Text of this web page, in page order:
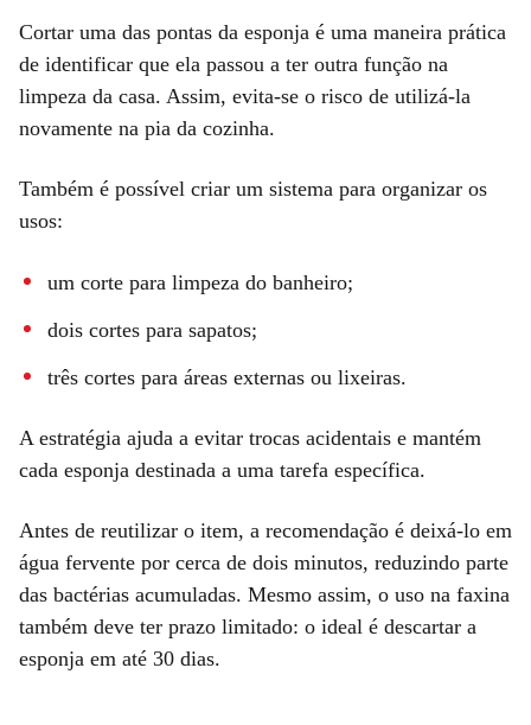
Cortar uma das pontas da esponja é uma maneira prática
de identificar que ela passou a ter outra função na
limpeza da casa. Assim, evita-se o risco de utilizá-la
novamente na pia da cozinha.
Também é possível criar um sistema para organizar os
usos:
um corte para limpeza do banheiro;
dois cortes para sapatos;
três cortes para áreas externas ou lixeiras.
A estratégia ajuda a evitar trocas acidentais e mantém
cada esponja destinada a uma tarefa específica.
Antes de reutilizar o item, a recomendação é deixá-lo em
água fervente por cerca de dois minutos, reduzindo parte
das bactérias acumuladas. Mesmo assim, o uso na faxina
também deve ter prazo limitado: o ideal é descartar a
esponja em até 30 dias.